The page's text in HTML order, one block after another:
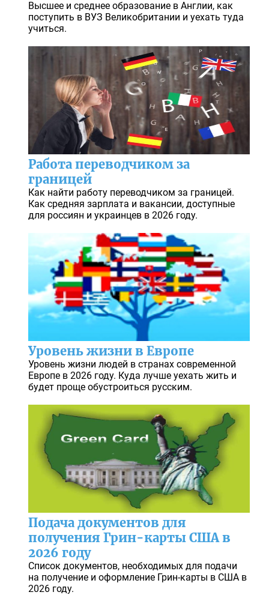
Высшее и среднее образование в Англии, как
поступить в ВУЗ Великобритании и уехать туда
учиться.
Работа переводчиком за
границей
Как найти работу переводчиком за границей.
Как средняя зарплата и вакансии, доступные
для россиян и украинцев в 2026 году.
Уровень жизни в Европе
Уровень жизни людей в странах современной
Европе в 2026 году. Куда лучше уехать жить и
будет проще обустроиться русским.
Подача документов для
получения Грин-карты США в
2026 году
Список документов, необходимых для подачи
на получение и оформление Грин-карты в США в
2026 году.